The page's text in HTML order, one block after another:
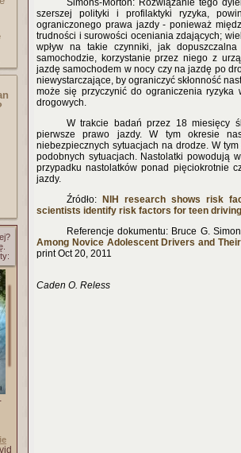
Simons-Morton: Rozwiązanie tego
szerszej polityki i profilaktyki ryzyka,
ograniczonego prawa jazdy - ponieważ
trudności i surowości oceniania zdających;
wpływ na takie czynniki, jak
samochodzie, korzystanie przez niego z
jazdę samochodem w nocy czy na jazdę po
niewystarczające, by ograniczyć skłonność
może się przyczynić do ograniczenia ryzyka
drogowych.
W trakcie badań przez 18 miesięcy
pierwsze prawo jazdy. W tym okresie
niebezpiecznych sytuacjach na drodze. W
podobnych sytuacjach. Nastolatki powodują
przypadku nastolatków ponad pięciokrotnie
jazdy.
Źródło:
NIH research shows risk
scientists identify risk factors for teen
Referencje dokumentu: Bruce G.
Among Novice Adolescent Drivers and
print Oct 20, 2011
Caden O. Reless